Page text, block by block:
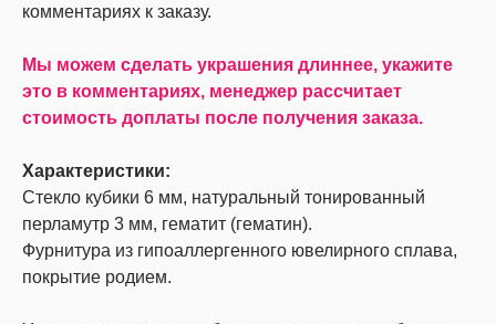
комментариях к заказу.
Мы можем сделать украшения длиннее, укажите
это в комментариях, менеджер рассчитает
стоимость доплаты после получения заказа.
Характеристики:
Стекло кубики 6 мм, натуральный тонированный
перламутр 3 мм, гематит (гематин).
Фурнитура из гипоаллергенного ювелирного сплава,
покрытие родием.